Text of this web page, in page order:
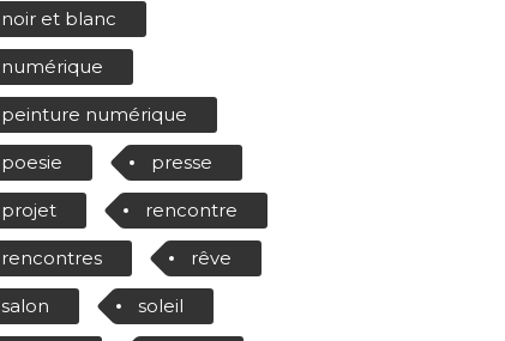
noir et blanc
numérique
peinture numérique
poesie presse
projet rencontre
rencontres rêve
salon soleil